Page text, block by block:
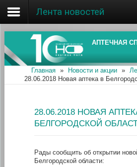
Главная
Об ассоциации
Наши аптеки
Информация
Лента новостей
АПТЕЧНАЯ
Главная » Новости и акции »
28.06.2018 Новая аптека в
28.06.2018 НОВАЯ
БЕЛГОРОДСКОЙ
Рады сообщить об открытии
Белгородской области: